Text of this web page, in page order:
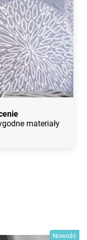
materiały
Nowość